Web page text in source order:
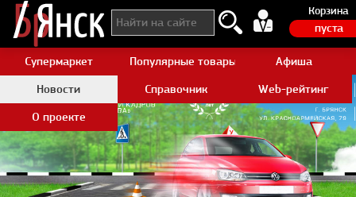
Корзина
пуста
Супермаркет Популярные товары AliexpressАфиша
Новости
Справочник
Web-рейтинг
О проекте